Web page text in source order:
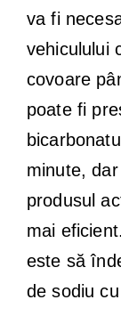
va fi
vehiculului
covoare
poate fi
minute,
produsul
mai
este să
de sodiu